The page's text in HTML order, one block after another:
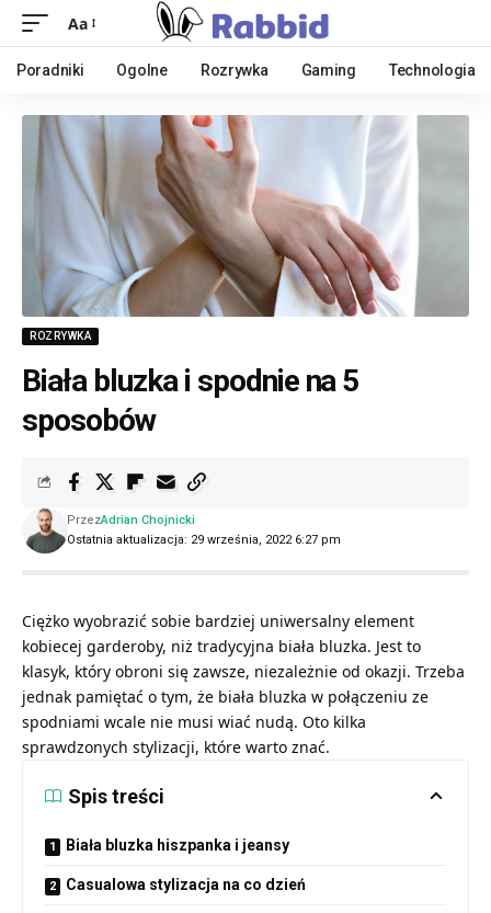
Aa
Poradniki Ogolne Rozrywka Gaming Technologia
ROZRYWKA
Biała bluzka i spodnie na 5
sposobów
Ostatnia aktualizacja: 29 września, 2022 6:27 pm
PrzezAdrian Chojnicki
Ciężko wyobrazić sobie bardziej uniwersalny element
kobiecej garderoby, niż tradycyjna biała bluzka. Jest to
klasyk, który obroni się zawsze, niezależnie od okazji. Trzeba
jednak pamiętać o tym, że biała bluzka w połączeniu ze
spodniami wcale nie musi wiać nudą. Oto kilka
sprawdzonych stylizacji, które warto znać.
Spis treści
Biała bluzka hiszpanka i jeansy
Casualowa stylizacja na co dzień